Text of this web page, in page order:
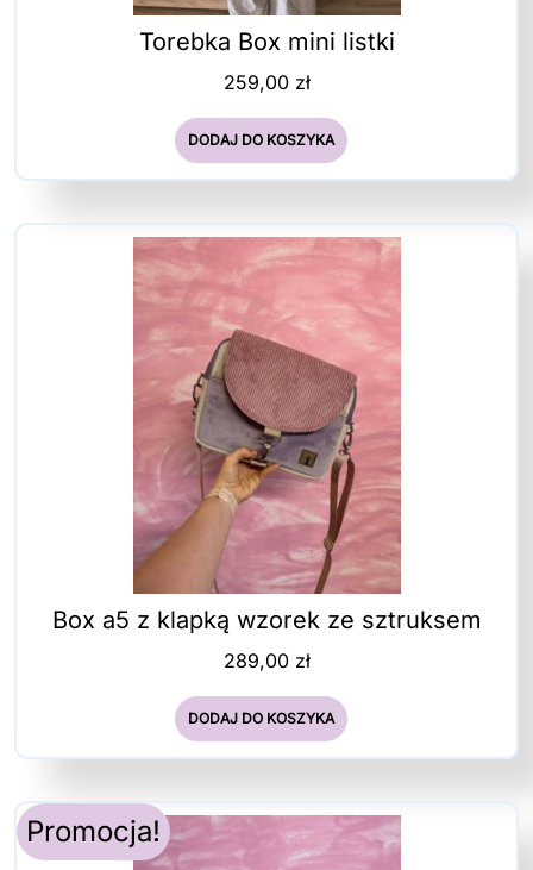
Torebka Box mini listki
259,00 zł
DODAJ DO KOSZYKA
Box a5 z klapką wzorek ze sztruksem
289,00 zł
DODAJ DO KOSZYKA
Promocja!